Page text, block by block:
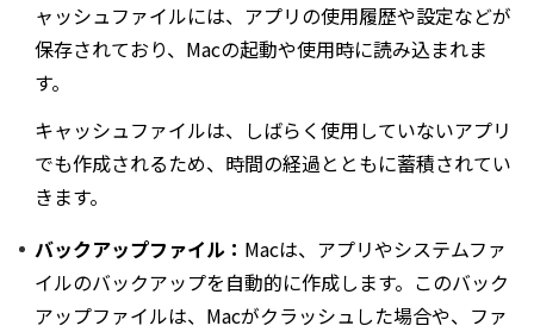
ャッシュファイルには、アプリの使用履歴や設定などが
保存されており、Macの起動や使用時に読み込まれま
す。
キャッシュファイルは、しばらく使用していないアプリ
でも作成されるため、時間の経過とともに蓄積されてい
きます。
バックアップファイル： Macは、アプリやシステムファ
イルのバックアップを自動的に作成します。このバック
アップファイルは、Macがクラッシュした場合や、ファ